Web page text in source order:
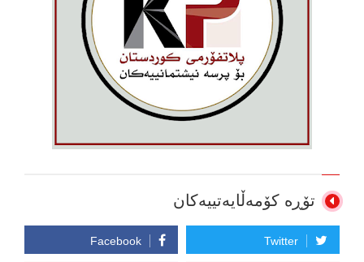
تۆڕە کۆمەڵایەتییەکان